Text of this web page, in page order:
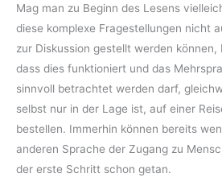
Mag man zu Beginn des Lesens
diese komplexe Fragestellungen nicht
zur Diskussion gestellt werden können,
dass dies funktioniert und das
sinnvoll betrachtet werden darf,
selbst nur in der Lage ist, auf einer
bestellen. Immerhin können bereits
anderen Sprache der Zugang zu
der erste Schritt schon getan.